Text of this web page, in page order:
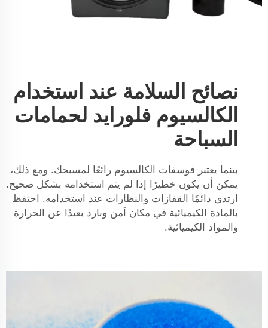
نصائح السلامة عند استخدام
الكالسيوم فلورايد لحمامات
السباحة
بينما يعتبر فوسفات الكالسيوم رائعًا لمسبحك. ومع ذلك،
يمكن أن يكون خطيرًا إذا لم يتم استخدامه بشكل صحيح.
ارتدي دائمًا القفازات والنظارات عند استخدامه. احتفظ
بالمادة الكيميائية في مكان آمن وبارد بعيدًا عن الحرارة
والمواد الكيميائية.